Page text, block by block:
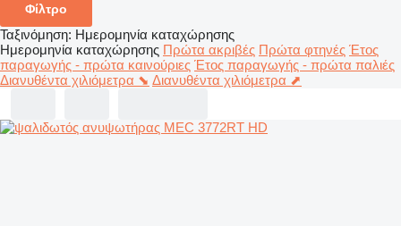
Φίλτρο
Ταξινόμηση: Ημερομηνία καταχώρησης
Ημερομηνία καταχώρησης Πρώτα ακριβές Πρώτα φτηνές Έτος
παραγωγής - πρώτα καινούριες Έτος παραγωγής - πρώτα παλιές
Διανυθέντα χιλιόμετρα ⬊ Διανυθέντα χιλιόμετρα ⬈